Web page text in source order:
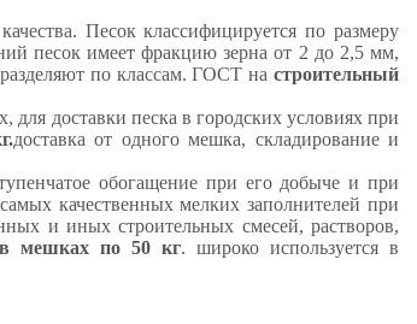
Песок классифицируется по размеру
песок имеет фракцию зерна от 2 до 2,5 мм,
по классам. ГОСТ настроительный
для доставки песка в городских условиях при
доставка от одного мешка, складирование и
обогащение при его добыче и при
качественных мелких заполнителей при
и иных строительных смесей, растворов,
мешках по 50 кг. широко используется в